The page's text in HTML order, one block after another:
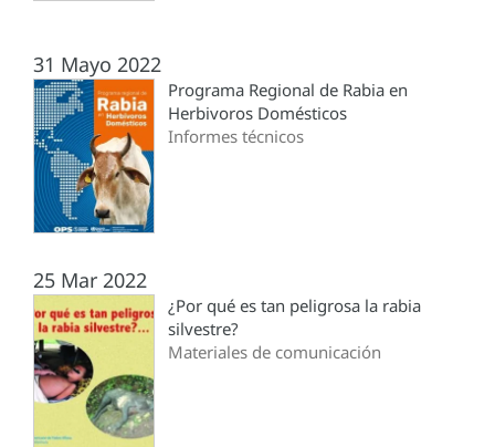
31 Mayo 2022
Programa Regional de Rabia en
Herbivoros Domésticos
Informes técnicos
25 Mar 2022
¿Por qué es tan peligrosa la rabia
silvestre?
Materiales de comunicación